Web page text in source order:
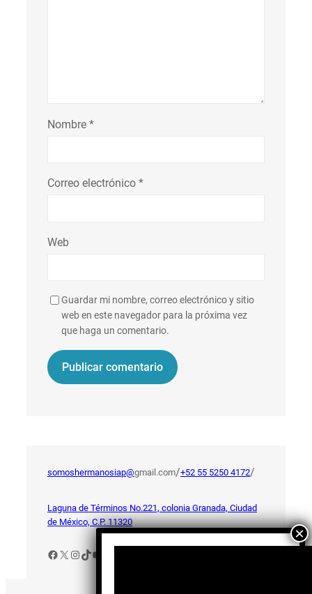
Nombre *
Correo electrónico *
Web
Guardar mi nombre, correo electrónico y sitio
web en este navegador para la próxima vez
que haga un comentario.
somoshermanosiap@gmail.com/+52 55 5250 4172/
Laguna de Términos No.221, colonia Granada, Ciudad
de México, C.P. 11320
Facebook
X Instagram
TikTok
YouTube